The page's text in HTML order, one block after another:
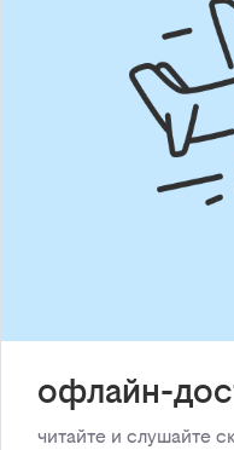
офлайн-
читайте и слушайте